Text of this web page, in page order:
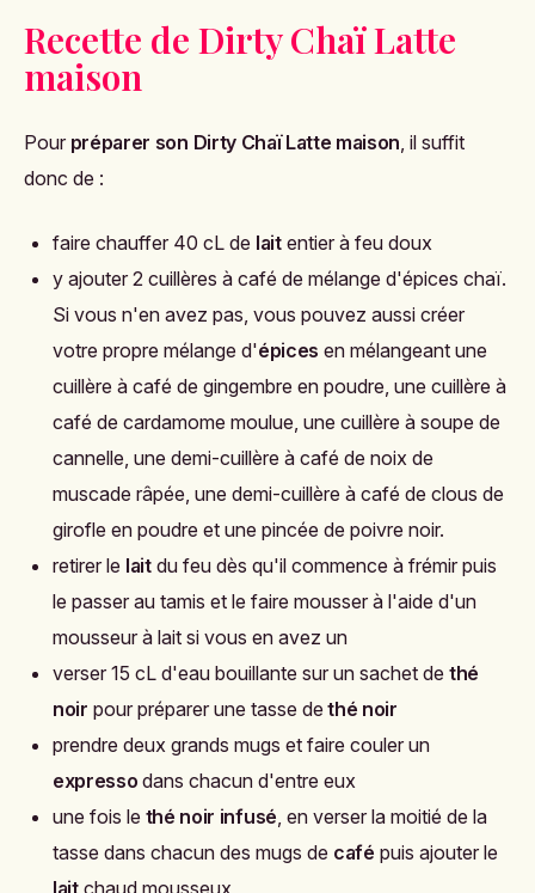
Recette de Dirty Chaï Latte
maison
Pour préparer son Dirty Chaï Latte maison , il suffit
donc de :
faire chauffer 40 cL de laitentier à feu doux
y ajouter 2 cuillères à café de mélange d'épices chaï.
Si vous n'en avez pas, vous pouvez aussi créer
votre propre mélange d'épices en mélangeant une
cuillère à café de gingembre en poudre, une cuillère à
café de cardamome moulue, une cuillère à soupe de
cannelle, une demi-cuillère à café de noix de
muscade râpée, une demi-cuillère à café de clous de
girofle en poudre et une pincée de poivre noir.
retirer le laitdu feu dès qu'il commence à frémir puis
le passer au tamis et le faire mousser à l'aide d'un
mousseur à lait si vous en avez un
verser 15 cL d'eau bouillante sur un sachet de thé
noir pour préparer une tasse de thé noir
prendre deux grands mugs et faire couler un
expresso dans chacun d'entre eux
une fois le thé noir infusé , en verser la moitié de la
tasse dans chacun des mugs de café puis ajouter le
laitchaud mousseux